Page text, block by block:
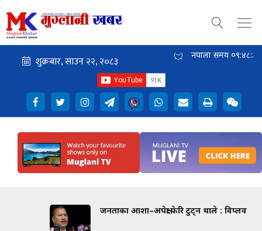
नेपाली समय ०९:४८:३६
जनताका आशा–अपेक्षा फेरि टुट्न थाले : विप्लव